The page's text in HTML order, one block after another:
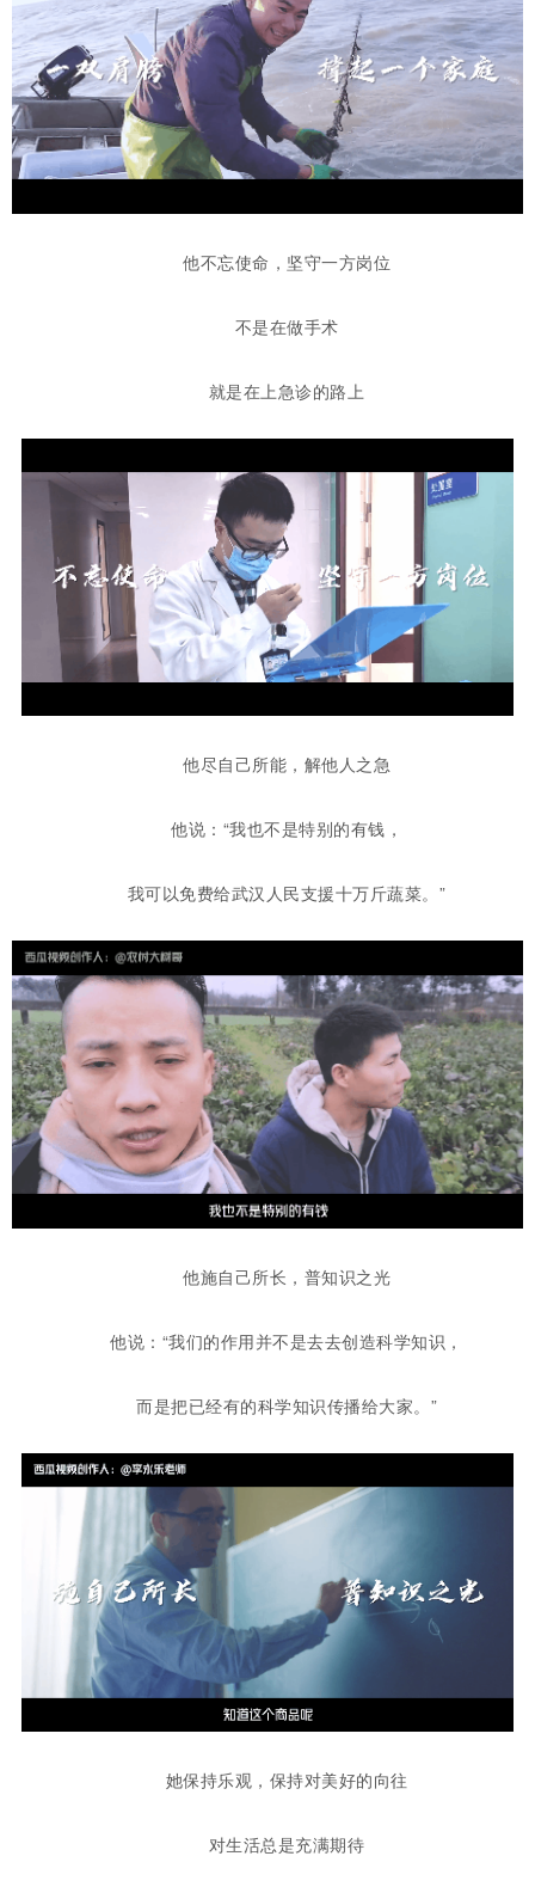
他不忘使命，坚守一方岗位
不是在做手术
就是在上急诊的路上
他尽自己所能，解他人之急
他说：“我也不是特别的有钱，
我可以免费给武汉人民支援十万斤蔬菜。”
他施自己所长，普知识之光
他说：“我们的作用并不是去去创造科学知识，
而是把已经有的科学知识传播给大家。”
她保持乐观，保持对美好的向往
对生活总是充满期待